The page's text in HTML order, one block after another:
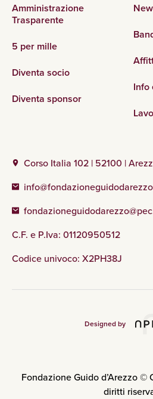
Amministrazione
Trasparente
5 per mille
Diventa socio
Diventa sponsor
Info
Corso Italia 102 | 52100 |
C.F. e P.Iva: 01120950512
Codice univoco: X2PH38J
Designed by
Fondazione Guido d’Arezzo ©
diritti